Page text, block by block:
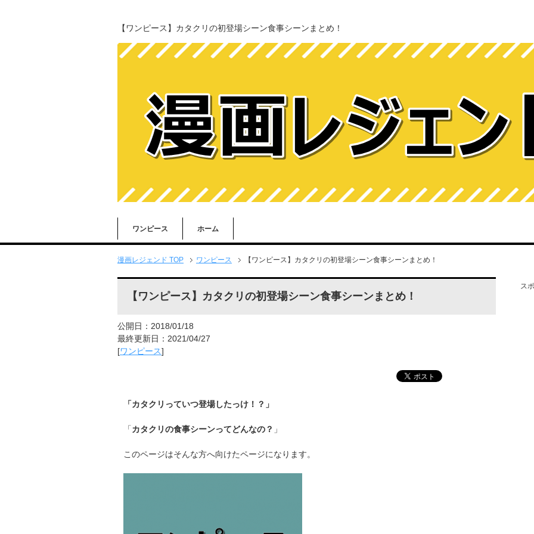
【ワンピース】カタクリの初登場シーン食事シーンまとめ！
ワンピース ホーム
漫画レジェンド TOP ワンピース 【ワンピース】カタクリの初登場シーン食事シーンまとめ！
【ワンピース】カタクリの初登場シーン食事シーンまとめ！
公開日：2018/01/18
最終更新日：2021/04/27
[ワンピース]
「カタクリっていつ登場したっけ！？ 」
「カタクリの食事シーンってどんなの？ 」
このページはそんな方へ向けたページになります。
ス